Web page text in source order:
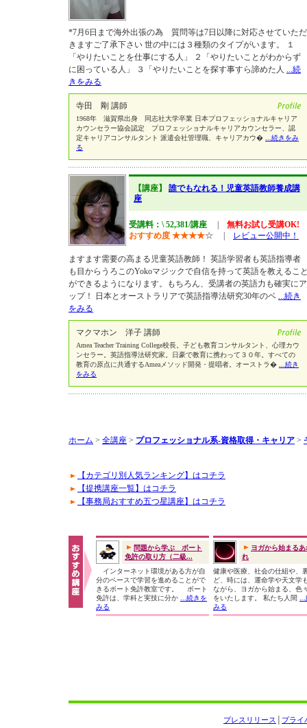
*7月6日まで海外出張の為 質問等は7日以降に対応させていただ
きますご了承下さい 世の中には３種類のタイプがいます。 １
「やりたいことを仕事にする人」 ２「やりたいことがわからず
に困っている人」 ３「やりたいことを探す事すら諦めた人 ...続
きをみる
寺田 剛 講師
1968年 滋賀県出身 同志社大学卒業 日本プロフェッショナルキャリア
カウンセラー協会認定 プロフェッショナルキャリアカウンセラー、認
定キャリアコンサルタント 派遣会社管理職、キャリアカウ�
...続きをみ
る
【講座】 誰でもなれる！児童英語教師養成講
座
受講料：\ 52,381/講座
無料お試し受講OK!
おすすめ度 ★★★★☆ レビュー公開中！
ますます需要の高まる児童英語教師！ 英語学習者も英語指導者
も目からうろこのYokoマジックで自信を持って英語を教えるこ
ができるようになります。もちろん、受講者の英語力も確実にア
ップ！ 日本とオーストラリアで英語指導法研究30年のベ ...続き
をみる
マクマホン 洋子 講師
Amea Teacher Training College校長。子ども教育コンサルタント、心理カウ
ンセラー。英語指導法研究家。日豪で教育に携わって３０年。すべての
教育の原点に共通するAmeaメソッド開発・提唱者。オーストラ�
...続き
をみる
ホーム > 全講座 > プロフェッショナル系-資格取得・キャリア >
【カテゴリ別人気ランキング】はコチラ
【提携講座一覧】はコチラ
【事務局おすすめ五つ星講座】はコチラ
問題から学ぶ ボート
免許の取り方（二級...
インターネット環境がある方が自
分のペースで学習を進めることがで
きるボート免許教室です。 ボート
免許は、学科と実技に分か
...続きを
みる
ヨガから始まるあ
れ
健康や医療、社会の仕組や、
ど、時には、運命学や天文学
ながら、ヨガから始まる、色
をいたします。 私たち人間
みる
プライ
プレスリリース